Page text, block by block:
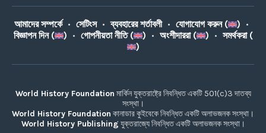
আমাদের সম্পর্কে • সেটিংস • ব্যবহারের শর্তাবলী • যোগাযোগ করুন ( ) •
বিজ্ঞাপন দিন (
) • গোপনীয়তা নীতি ( ) • অংশীদাররা ( ) • সমর্থকরা (
)
World History Foundation মার্কিন যুক্তরাষ্ট্রে নিবন্ধিত একটি 501(c)3 দাতব্য
সংস্থা।
World History Foundation কানাডার কুইবেকে নিবন্ধিত একটি অলাভজনক সংস্থা।
World History Publishing যুক্তরাজ্যে নিবন্ধিত একটি অলাভজনক সংস্থা।